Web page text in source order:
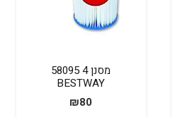
מסנן 4 58095
BESTWAY
₪80